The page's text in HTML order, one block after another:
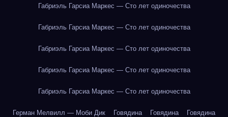
Габриэль Гарсиа Маркес — Сто лет одиночества
Габриэль Гарсиа Маркес — Сто лет одиночества
Габриэль Гарсиа Маркес — Сто лет одиночества
Габриэль Гарсиа Маркес — Сто лет одиночества
Габриэль Гарсиа Маркес — Сто лет одиночества
Герман Мелвилл — Моби Дик Говядина Говядина Говядина